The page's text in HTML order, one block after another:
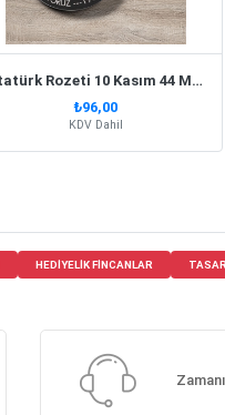
Atatürk Rozeti 10 Kasım 44 Mm 10 Adet
₺96,00
KDV Dahil
HEDIYELIK FINCANLAR